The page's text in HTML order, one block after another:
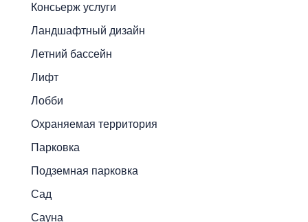
Консьерж услуги
Ландшафтный дизайн
Летний бассейн
Лифт
Лобби
Охраняемая территория
Парковка
Подземная парковка
Сад
Сауна